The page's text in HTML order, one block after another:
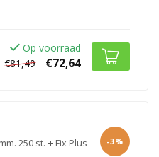
Op voorraad
€81,49
€72,64
250 st. + Fix Plus
-3%